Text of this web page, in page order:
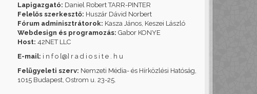
Lapigazgató: Daniel Robert TARR-PINTER
Felelős szerkesztő: Huszár Dávid Norbert
Fórum adminisztrátorok: Kasza János, Keszei László
Webdesign és programozás: Gabor KONYE
Host: 42NET LLC
E-mail: i n f o [@] r a d i o s i t e . h u
Felügyeleti szerv: Nemzeti Média- és Hírközlési Hatóság,
1015 Budapest, Ostrom u. 23-25.